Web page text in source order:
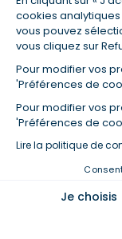
cookies analytiques
vous pouvez
vous cliquez sur
Pour modifier vos
'Préférences de
Pour modifier vos
'Préférences de
Lire la politique de
Je choisis
vous désabonner à
chaque newsletter